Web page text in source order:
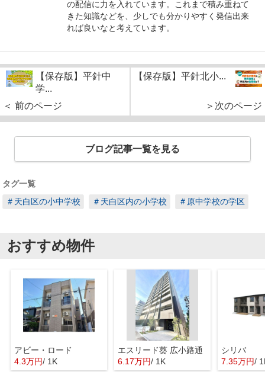
の配信に力を入れています。これまで積み重ねて
きた知識などを、少しでも分かりやすく発信出来
れば良いなと考えています。
【保存版】平針中
学...
＜ 前のページ
【保存版】平針北小...
＞次のページ
ブログ記事一覧を見る
タグ一覧
＃天白区の小中学校
＃天白区内の小学校 ＃原中学校の学区
おすすめ物件
アビー・ロード
4.3万円/ 1K
エスリード葵 広小路通
6.17万円/ 1K
シリバ
7.35万円/